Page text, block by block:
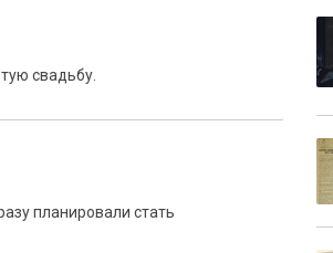
свадьбу.
планировали стать